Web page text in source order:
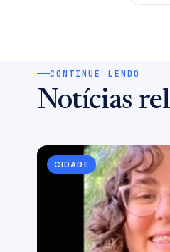
CONTINUE LENDO
Notícias
CIDADE